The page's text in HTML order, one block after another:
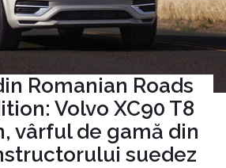
Romanian Roads
Volvo XC90 T8
vârful de gamă din
suedez